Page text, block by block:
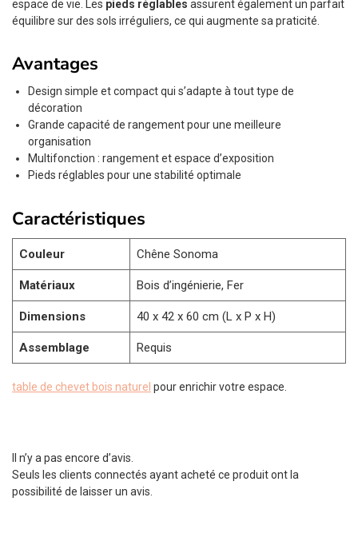
espace de vie. Les pieds réglables assurent également un parfait
équilibre sur des sols irréguliers, ce qui augmente sa praticité.
Avantages
Design simple et compact qui s’adapte à tout type de
décoration
Grande capacité de rangement pour une meilleure
organisation
Multifonction : rangement et espace d’exposition
Pieds réglables pour une stabilité optimale
Caractéristiques
Couleur Chêne Sonoma
Matériaux Bois d’ingénierie, Fer
Dimensions 40 x 42 x 60 cm (L x P x H)
Assemblage Requis
table de chevet bois naturel pour enrichir votre espace.
Il n’y a pas encore d’avis.
Seuls les clients connectés ayant acheté ce produit ont la
possibilité de laisser un avis.